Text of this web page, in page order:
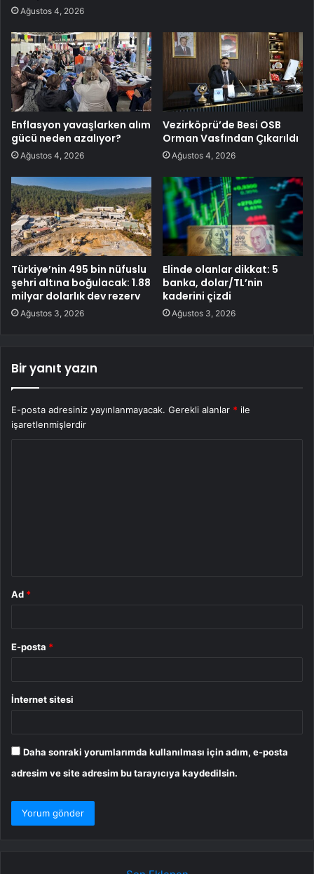
Ağustos 4, 2026
Enflasyon yavaşlarken alım
gücü neden azalıyor?
Ağustos 4, 2026
Vezirköprü’de Besi OSB
Orman Vasfından Çıkarıldı
Ağustos 4, 2026
Türkiye’nin 495 bin nüfuslu
şehri altına boğulacak: 1.88
milyar dolarlık dev rezerv
Ağustos 3, 2026
Elinde olanlar dikkat: 5
banka, dolar/TL’nin
kaderini çizdi
Ağustos 3, 2026
Bir yanıt yazın
E-posta adresiniz yayınlanmayacak. Gerekli alanlar * ile
işaretlenmişlerdir
Ad *
E-posta *
İnternet sitesi
Daha sonraki yorumlarımda kullanılması için adım, e-posta
adresim ve site adresim bu tarayıcıya kaydedilsin.